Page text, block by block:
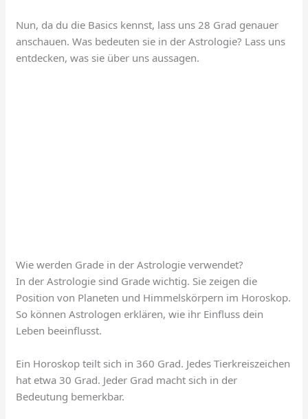
Nun, da du die Basics kennst, lass uns 28 Grad genauer
anschauen. Was bedeuten sie in der Astrologie? Lass uns
entdecken, was sie über uns aussagen.
Wie werden Grade in der Astrologie verwendet?
In der Astrologie sind Grade wichtig. Sie zeigen die
Position von Planeten und Himmelskörpern im Horoskop.
So können Astrologen erklären, wie ihr Einfluss dein
Leben beeinflusst.
Ein Horoskop teilt sich in 360 Grad. Jedes Tierkreiszeichen
hat etwa 30 Grad. Jeder Grad macht sich in der
Bedeutung bemerkbar.